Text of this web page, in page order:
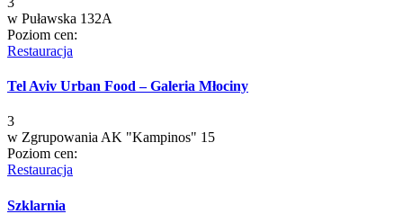
w Puławska 132A
Poziom cen:
Restauracja
Tel Aviv Urban Food – Galeria Młociny
3
w Zgrupowania AK "Kampinos" 15
Poziom cen:
Restauracja
Szklarnia